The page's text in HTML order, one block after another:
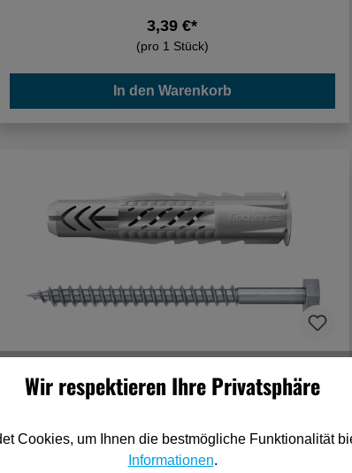
3,39 €*
(pro 1 Stück)
In den Warenkorb
Fischer Befestigungs-Set WC N K (2)
4,01 €*
Wir respektieren Ihre Privatsphäre
Cookies, um Ihnen die bestmögliche Funktionalität
Informationen.